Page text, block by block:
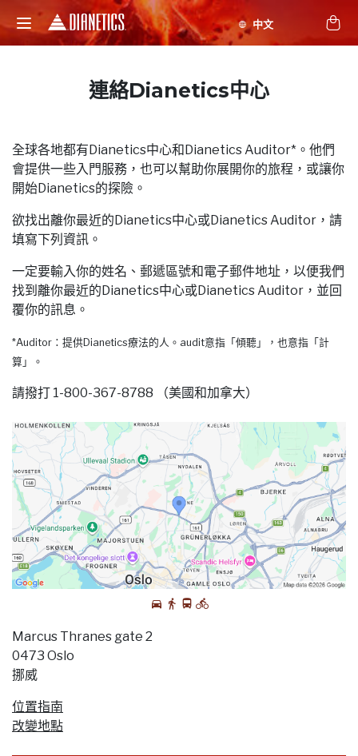
連絡Dianetics中心
全球各地都有Dianetics中心和Dianetics Auditor*。他們
會提供一些入門服務，也可以幫助你展開你的旅程，或讓你
開始Dianetics的探險。
欲找出離你最近的Dianetics中心或Dianetics Auditor，請
填寫下列資訊。
一定要輸入你的姓名、郵遞區號和電子郵件地址，以便我們
找到離你最近的Dianetics中心或Dianetics Auditor，並回
覆你的訊息。
*Auditor：提供Dianetics療法的人。audit意指「傾聽」，也意指「計
算」。
請撥打 1-800-367-8788 （美國和加拿大）
Marcus Thranes gate 2
0473 Oslo
挪威
位置指南
改變地點